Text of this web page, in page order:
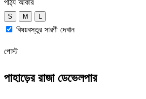
S M L
বিষয়বস্তুর সারণী দেখান
পোস্ট
পাহাড়ের রাজা ডেভেলপার